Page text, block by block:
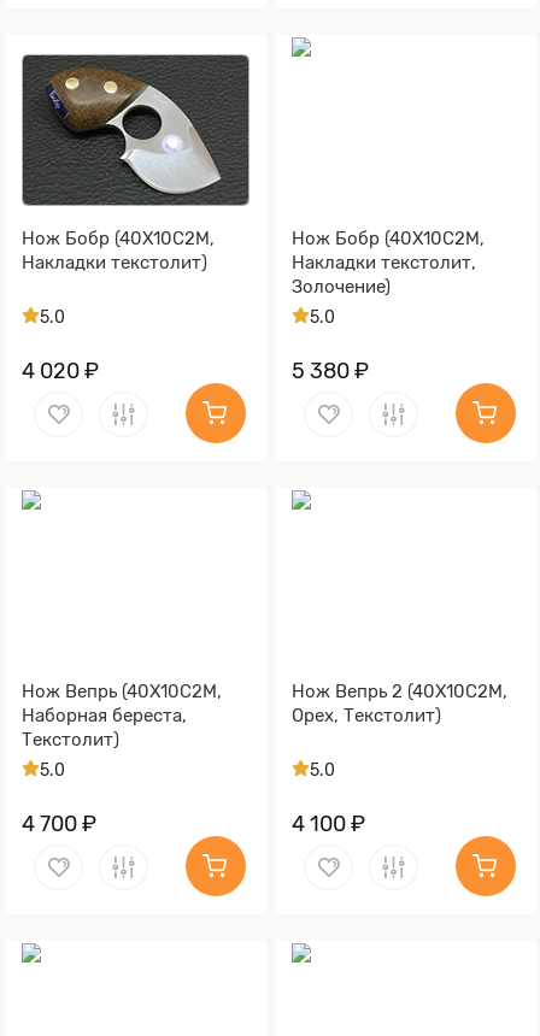
Нож Бобр (40Х10С2М,
Накладки текстолит)
5.0
4 020 ₽
Нож Бобр (40Х10С2М,
Накладки текстолит,
Золочение)
5.0
5 380 ₽
Нож Вепрь (40Х10С2М,
Наборная береста,
Текстолит)
5.0
4 700 ₽
Нож Вепрь 2 (40Х10С2М,
Орех, Текстолит)
5.0
4 100 ₽